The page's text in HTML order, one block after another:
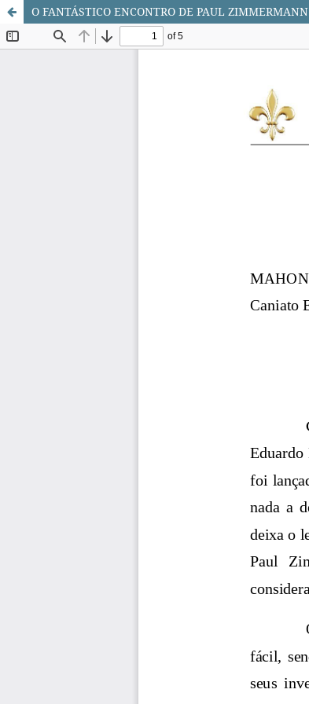
O FANTÁSTICO ENCONTRO DE PAUL ZIMMERMANN